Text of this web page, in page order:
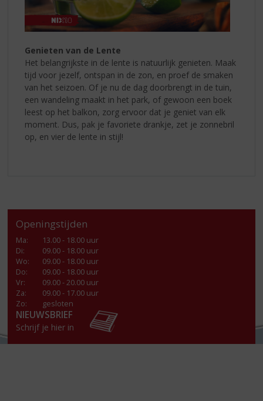
Genieten van de Lente
Het belangrijkste in de lente is natuurlijk genieten. Maak
tijd voor jezelf, ontspan in de zon, en proef de smaken
van het seizoen. Of je nu de dag doorbrengt in de tuin,
een wandeling maakt in het park, of gewoon een boek
leest op het balkon, zorg ervoor dat je geniet van elk
moment. Dus, pak je favoriete drankje, zet je zonnebril
op, en vier de lente in stijl!
Openingstijden
Ma:
13.00 - 18.00 uur
Di:
09.00 - 18.00 uur
Wo:
09.00 - 18.00 uur
Do:
09.00 - 18.00 uur
Vr:
09.00 - 20.00 uur
Za:
09.00 - 17.00 uur
Zo:
gesloten
NIEUWSBRIEF
Schrijf je hier in